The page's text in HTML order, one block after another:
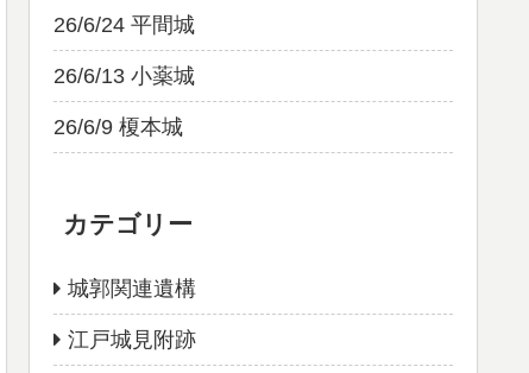
26/6/24 平間城
26/6/13 小薬城
26/6/9 榎本城
カテゴリー
城郭関連遺構
江戸城見附跡